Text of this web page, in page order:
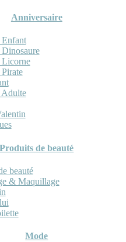
Anniversaire
Produits de beauté
beauté
& Maquillage
Mode